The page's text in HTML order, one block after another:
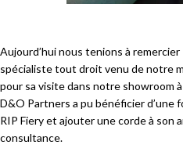
Aujourd’hui nous tenions à remercier
spécialiste tout droit venu de notre
pour sa visite dans notre showroom
D&O Partners a pu bénéficier
RIP Fiery et ajouter une corde à son
consultance. ️